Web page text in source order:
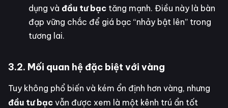
dụng và đầu tư bạc tăng mạnh. Điều này là bàn
đạp vững chắc để giá bạc “nhảy bật lên” trong
tương lai.
3.2. Mối quan hệ đặc biệt với vàng
Tuy không phổ biến và kém ổn định hơn vàng, nhưng
đầu tư bạc vẫn được xem là một kênh trú ẩn tốt